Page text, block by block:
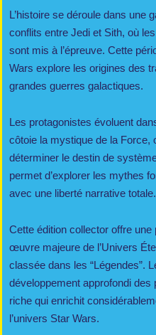
L’histoire se déroule dans une
conflits entre Jedi et Sith, où
sont mis à l’épreuve. Cette
Wars explore les origines des
grandes guerres galactiques.
Les protagonistes évoluent
côtoie la mystique de la Force,
déterminer le destin de
permet d’explorer les mythes
avec une liberté narrative totale.
Cette édition collector offre
œuvre majeure de l’Univers
classée dans les “Légendes”.
développement approfondi des
riche qui enrichit
l’univers Star Wars.